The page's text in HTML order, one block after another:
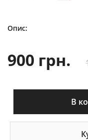
Опис:
900 грн.
В